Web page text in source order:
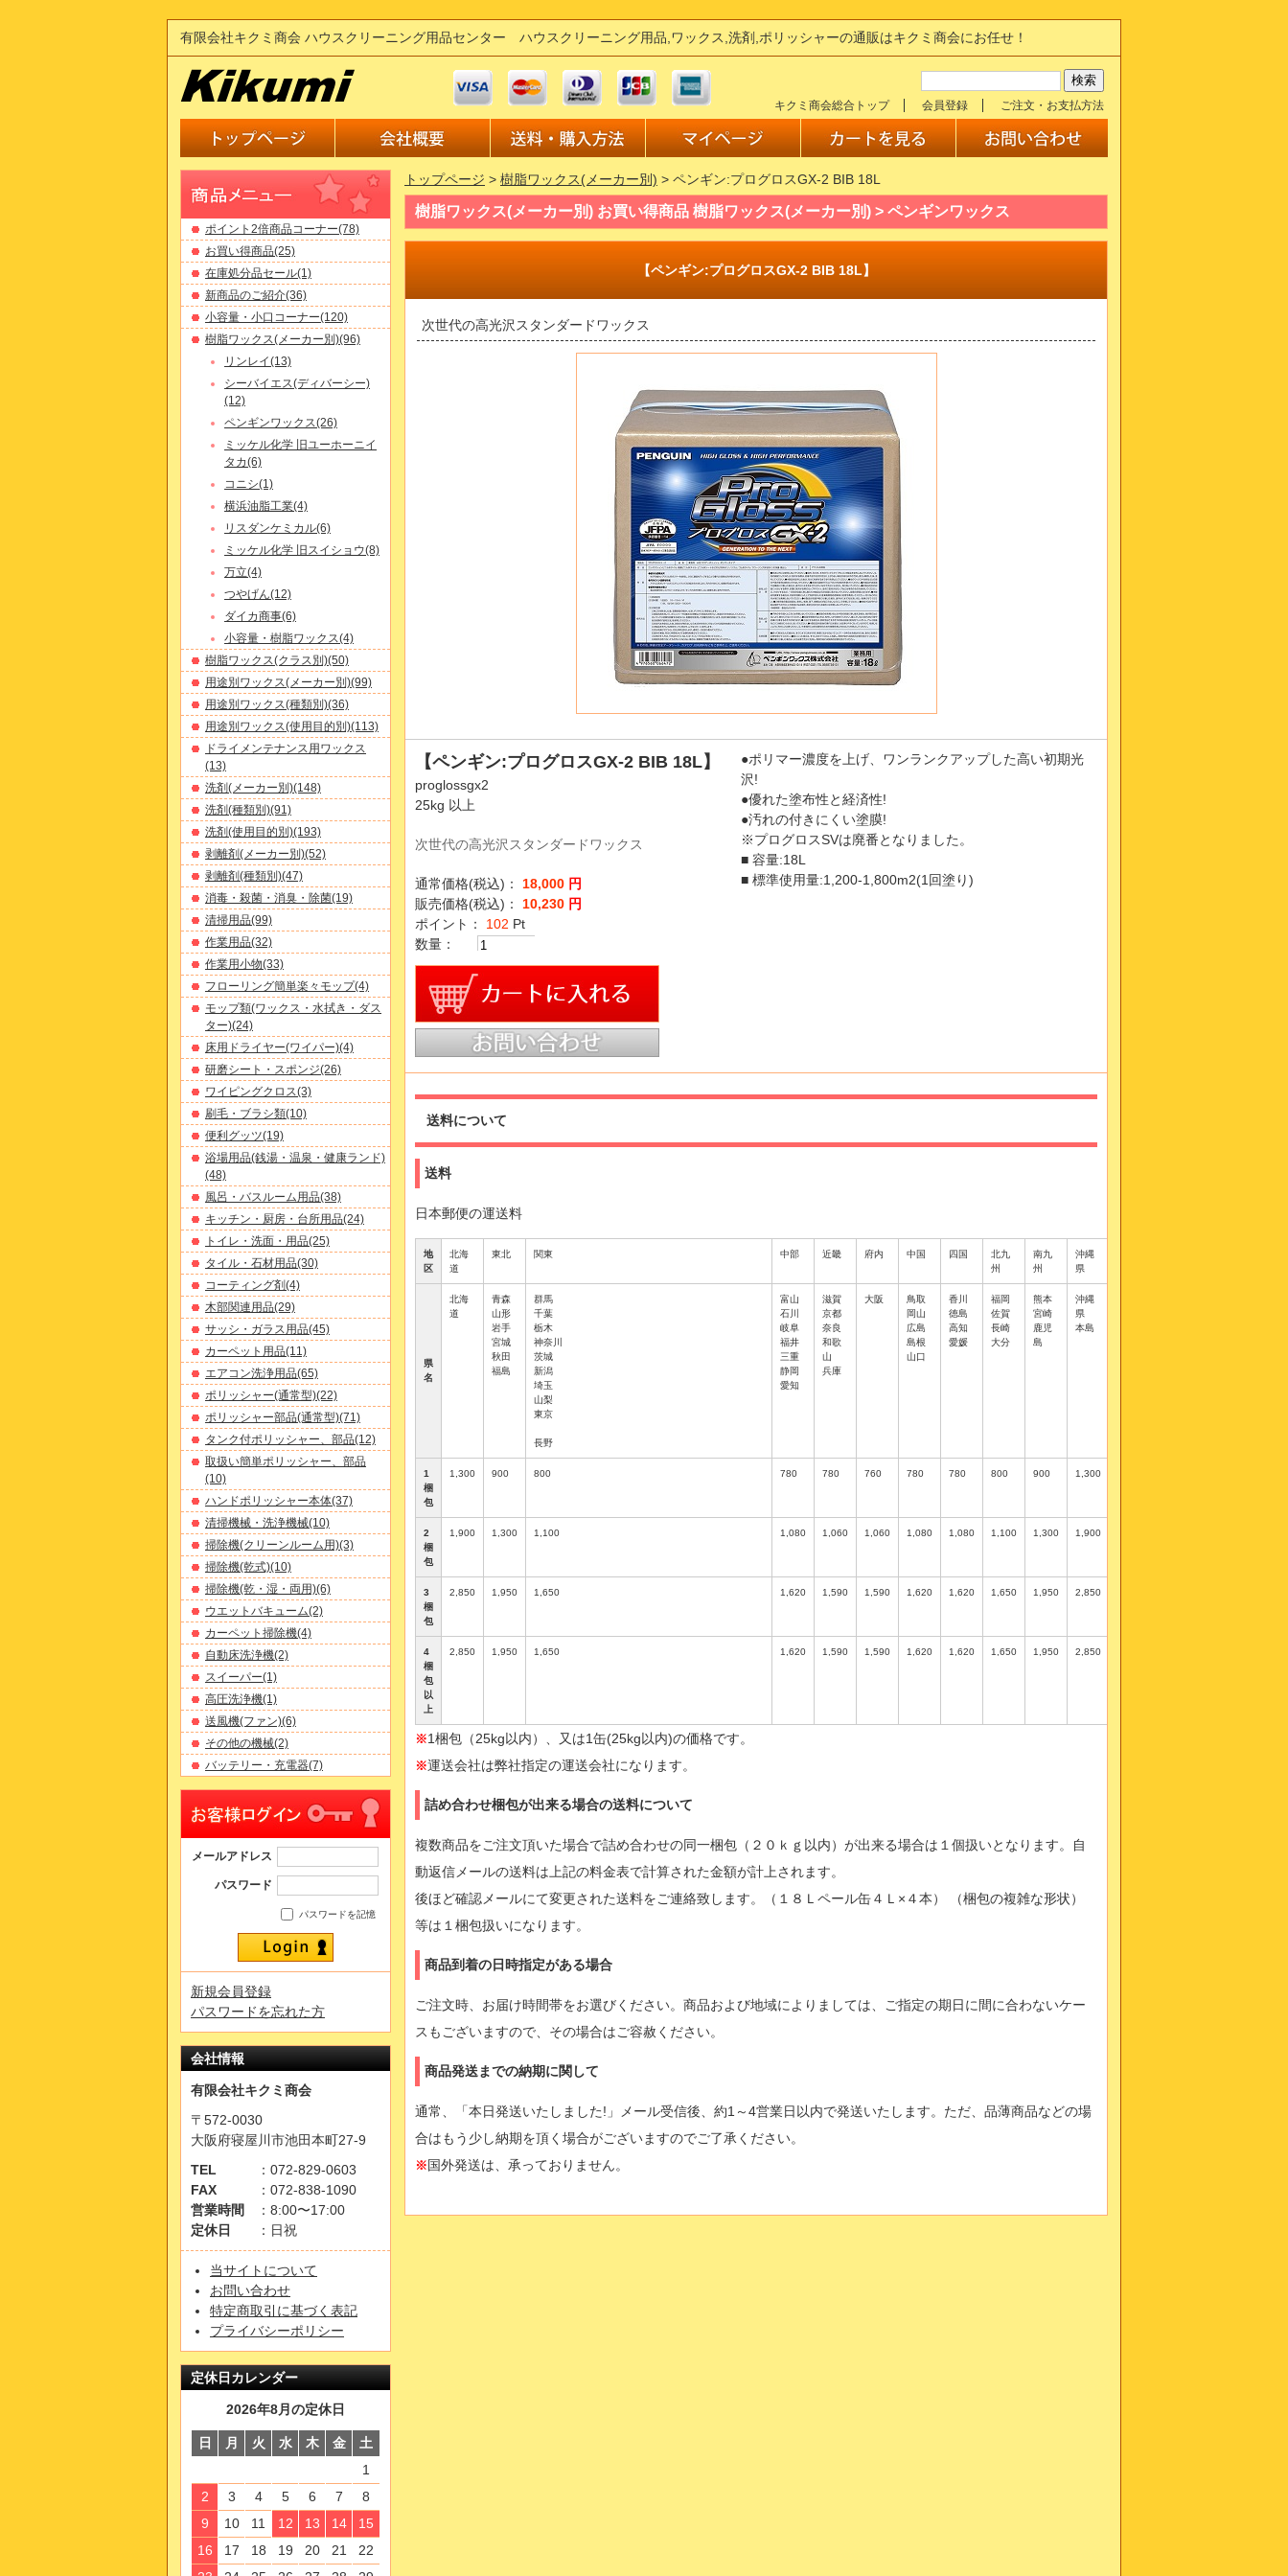
有限会社キクミ商会 ハウスクリーニング用品センター ハウスクリーニング用品,ワックス,洗剤,ポリッシャーの通販はキクミ商会にお任せ！
キクミ商会総合トップ 会員登録 ご注文・お支払方法
トップページ > 樹脂ワックス(メーカー別) > ペンギン:プログロスGX-2 BIB 18L
樹脂ワックス(メーカー別) お買い得商品 樹脂ワックス(メーカー別) > ペンギンワックス
【ペンギン:プログロスGX-2 BIB 18L】
次世代の高光沢スタンダードワックス
【ペンギン:プログロスGX-2 BIB 18L】
proglossgx2
25kg 以上
次世代の高光沢スタンダードワックス
通常価格(税込)： 18,000 円
販売価格(税込)： 10,230 円
ポイント： 102 Pt
数量：
●ポリマー濃度を上げ、ワンランクアップした高い初期光
沢!
●優れた塗布性と経済性!
●汚れの付きにくい塗膜!
※プログロスSVは廃番となりました。
■ 容量:18L
■ 標準使用量:1,200-1,800m2(1回塗り)
送料について
送料
日本郵便の運送料
地
区
北海
道
東北 関東 中部 近畿 府内 中国 四国
北九
州
南九
州
沖縄
県
県
名
北海
道
青森
山形
岩手
宮城
秋田
福島
群馬
千葉
栃木
神奈川
茨城
新潟
埼玉
山梨
東京
長野
富山
石川
岐阜
福井
三重
静岡
愛知
滋賀
京都
奈良
和歌
山
兵庫
大阪
鳥取
岡山
広島
島根
山口
香川
徳島
高知
愛媛
福岡
佐賀
長崎
大分
熊本
宮崎
鹿児
島
沖縄
県
本島
1
梱
包
1,300 900 800 780 780 760 780 780 800 900 1,300
2
梱
包
1,900 1,300 1,100 1,080 1,060 1,060 1,080 1,080 1,100 1,300 1,900
3
梱
包
2,850 1,950 1,650 1,620 1,590 1,590 1,620 1,620 1,650 1,950 2,850
4
梱
包
以
上
2,850 1,950 1,650 1,620 1,590 1,590 1,620 1,620 1,650 1,950 2,850
※1梱包（25kg以内）、又は1缶(25kg以内)の価格です。
※運送会社は弊社指定の運送会社になります。
詰め合わせ梱包が出来る場合の送料について
複数商品をご注文頂いた場合で詰め合わせの同一梱包（２０ｋｇ以内）が出来る場合は１個扱いとなります。自
動返信メールの送料は上記の料金表で計算された金額が計上されます。
後ほど確認メールにて変更された送料をご連絡致します。（１８Ｌペール缶４Ｌ×４本） （梱包の複雑な形状）
等は１梱包扱いになります。
商品到着の日時指定がある場合
ご注文時、お届け時間帯をお選びください。商品および地域によりましては、ご指定の期日に間に合わないケー
スもございますので、その場合はご容赦ください。
商品発送までの納期に関して
通常、「本日発送いたしました!」メール受信後、約1～4営業日以内で発送いたします。ただ、品薄商品などの場
合はもう少し納期を頂く場合がございますのでご了承ください。
※ 国外発送は、承っておりません。
ポイント2倍商品コーナー(78)
お買い得商品(25)
在庫処分品セール(1)
新商品のご紹介(36)
小容量・小口コーナー(120)
樹脂ワックス(メーカー別)(96)
リンレイ(13)
シーバイエス(ディバーシー)
(12)
ペンギンワックス(26)
ミッケル化学 旧ユーホーニイ
タカ(6)
コニシ(1)
横浜油脂工業(4)
リスダンケミカル(6)
ミッケル化学 旧スイショウ(8)
万立(4)
つやげん(12)
ダイカ商事(6)
小容量・樹脂ワックス(4)
樹脂ワックス(クラス別)(50)
用途別ワックス(メーカー別)(99)
用途別ワックス(種類別)(36)
用途別ワックス(使用目的別)(113)
ドライメンテナンス用ワックス
(13)
洗剤(メーカー別)(148)
洗剤(種類別)(91)
洗剤(使用目的別)(193)
剥離剤(メーカー別)(52)
剥離剤(種類別)(47)
消毒・殺菌・消臭・除菌(19)
清掃用品(99)
作業用品(32)
作業用小物(33)
フローリング簡単楽々モップ(4)
モップ類(ワックス・水拭き・ダス
ター)(24)
床用ドライヤー(ワイパー)(4)
研磨シート・スポンジ(26)
ワイピングクロス(3)
刷毛・ブラシ類(10)
便利グッツ(19)
浴場用品(銭湯・温泉・健康ランド)
(48)
風呂・バスルーム用品(38)
キッチン・厨房・台所用品(24)
トイレ・洗面・用品(25)
タイル・石材用品(30)
コーティング剤(4)
木部関連用品(29)
サッシ・ガラス用品(45)
カーペット用品(11)
エアコン洗浄用品(65)
ポリッシャー(通常型)(22)
ポリッシャー部品(通常型)(71)
タンク付ポリッシャー、部品(12)
取扱い簡単ポリッシャー、部品
(10)
ハンドポリッシャー本体(37)
清掃機械・洗浄機械(10)
掃除機(クリーンルーム用)(3)
掃除機(乾式)(10)
掃除機(乾・湿・両用)(6)
ウエットバキューム(2)
カーペット掃除機(4)
自動床洗浄機(2)
スイーパー(1)
高圧洗浄機(1)
送風機(ファン)(6)
その他の機械(2)
バッテリー・充電器(7)
メールアドレス
パスワード
パスワードを記憶
新規会員登録
パスワードを忘れた方
会社情報
有限会社キクミ商会
〒572-0030
大阪府寝屋川市池田本町27-9
TEL
：072-829-0603
FAX
：072-838-1090
営業時間
：8:00〜17:00
定休日
：日祝
当サイトについて
お問い合わせ
特定商取引に基づく表記
プライバシーポリシー
定休日カレンダー
2026年8月の定休日
日 月 火 水 木 金
土
1
2
3 4 5 6 7
8
9
10 11 12 13 14
15
16
17 18 19 20 21
22